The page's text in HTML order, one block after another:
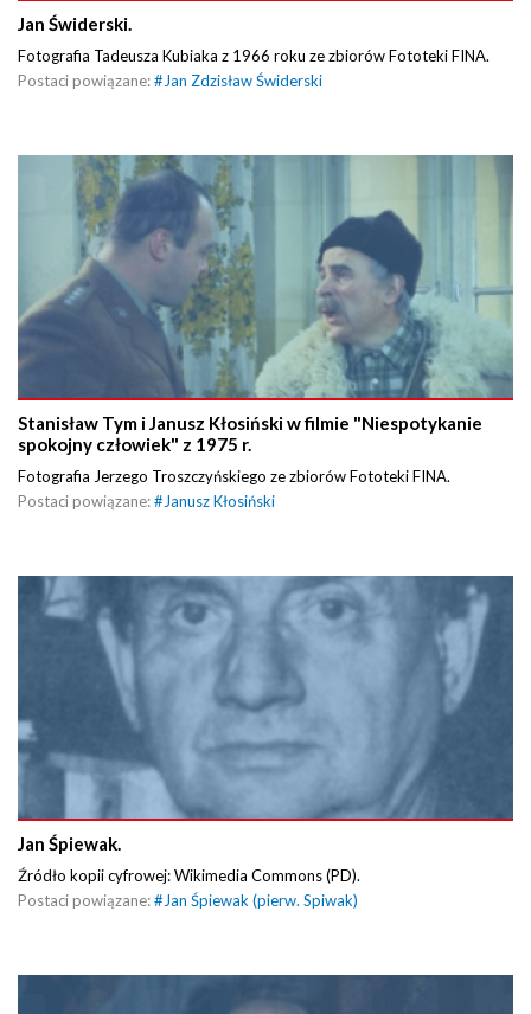
Jan Świderski.
Fotografia Tadeusza Kubiaka z 1966 roku ze zbiorów Fototeki FINA.
Postaci powiązane:# Jan Zdzisław Świderski
Stanisław Tym i Janusz Kłosiński w filmie "Niespotykanie
spokojny człowiek" z 1975 r.
Fotografia Jerzego Troszczyńskiego ze zbiorów Fototeki FINA.
Postaci powiązane:#Janusz Kłosiński
Jan Śpiewak.
Źródło kopii cyfrowej: Wikimedia Commons (PD).
Postaci powiązane:#Jan Śpiewak (pierw. Spiwak)